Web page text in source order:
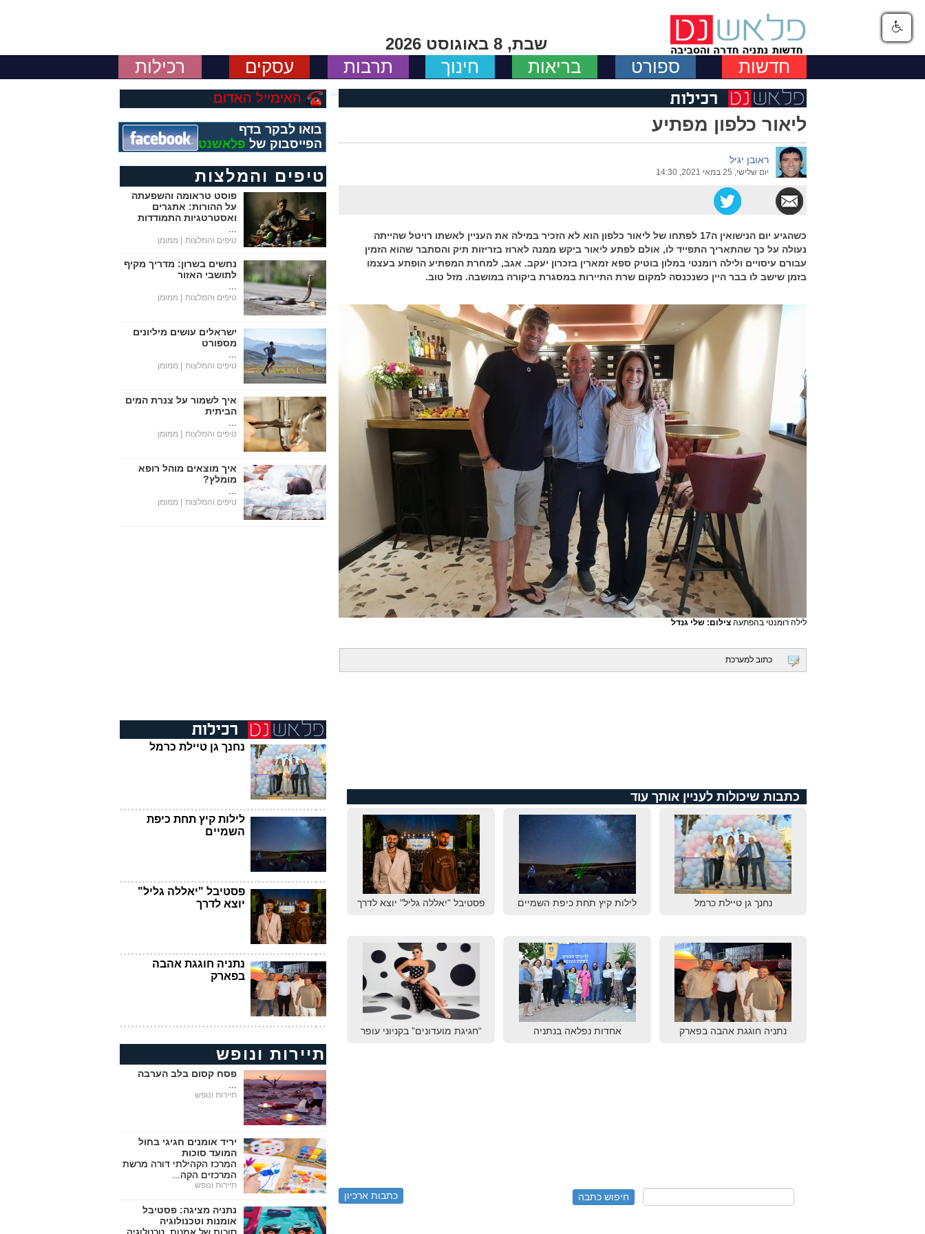
שבת, 8 באוגוסט 2026
חדשות ספורט בריאות חינוך תרבות עסקים רכילות
ליאור כלפון מפתיע
ראובן יגיל
יום שלישי, 25 במאי 2021, 14:30
כשהגיע יום הנישואין ה17 לפתחו של ליאור כלפון הוא לא הזכיר במילה את העניין לאשתו רויטל שהייתה
נעולה על כך שהתאריך התפייד לו, אולם לפתע ליאור ביקש ממנה לארוז בזריזות תיק והסתבר שהוא הזמין
עבורם עיסויים ולילה רומנטי במלון בוטיק ספא זמארין בזכרון יעקב. אגב, למחרת המפתיע הופתע בעצמו
בזמן שישב לו בבר היין כשנכנסה למקום שרת התיירות במסגרת ביקורה במושבה. מזל טוב.
לילה רומנטי בהפתעה צילום: שלי גנדל
כתוב למערכת
כתבות שיכולות לעניין אותך עוד
נחנך גן טיילת כרמל לילות קיץ תחת כיפת השמיים פסטיבל "יאללה גליל" יוצא לדרך
נתניה חוגגת אהבה בפארק אחדות נפלאה בנתניה “חגיגת מועדונים” בקניוני עופר
כתבות ארכיון
האימייל האדום
בואו לבקר בדף
הפייסבוק של פלאשנט
טיפים והמלצות
פוסט טראומה והשפעתה
על ההורות: אתגרים
ואסטרטגיות התמודדות
טיפים והמלצות | ממומן
נחשים בשרון: מדריך מקיף
לתושבי האזור
טיפים והמלצות | ממומן
ישראלים עושים מיליונים
מספורט
טיפים והמלצות | ממומן
איך לשמור על צנרת המים
הביתית
טיפים והמלצות | ממומן
איך מוצאים מוהל רופא
מומלץ?
טיפים והמלצות | ממומן
נחנך גן טיילת כרמל
לילות קיץ תחת כיפת
השמיים
פסטיבל "יאללה גליל"
יוצא לדרך
נתניה חוגגת אהבה
בפארק
תיירות ונופש
פסח קסום בלב הערבה
תיירות ונופש
יריד אומנים חגיגי בחול
המועד סוכות
המרכז הקהילתי דורה מרשת
המרכזים הקה...
תיירות ונופש
נתניה מציגה: פסטיבל
אומנות וטכנולוגיה